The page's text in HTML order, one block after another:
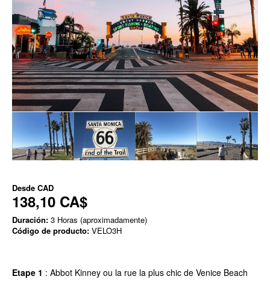
Desde CAD
138,10 CA$
Duración: 3 Horas (aproximadamente)
Código de producto: VELO3H
Etape 1 : Abbot Kinney ou la rue la plus chic de Venice Beach